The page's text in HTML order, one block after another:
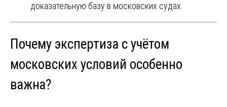
доказательную базу в московских судах.
Почему экспертиза с учётом
московских условий особенно
важна?